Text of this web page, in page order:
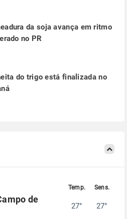
da soja avança em ritmo
no PR
do trigo está finalizada no
de
27° 27°